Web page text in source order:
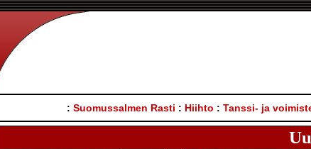
: Suomussalmen Rasti : Hiihto : Tanssi- ja